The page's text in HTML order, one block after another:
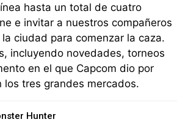
hasta un total de cuatro
e invitar a nuestros compañeros
ciudad para comenzar la caza.
incluyendo novedades, torneos
en el que Capcom dio por
tres grandes mercados.
Hunter